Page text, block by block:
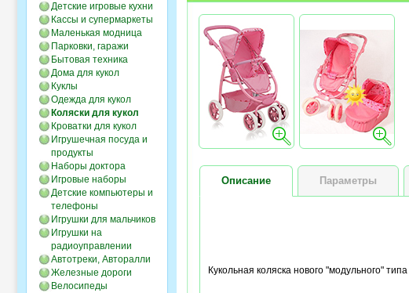
Детские игровые кухни
Кассы и супермаркеты
Маленькая модница
Парковки, гаражи
Бытовая техника
Дома для кукол
Куклы
Одежда для кукол
Коляски для кукол
Кроватки для кукол
Игрушечная посуда и
продукты
Наборы доктора
Игровые наборы
Детские компьютеры и
телефоны
Игрушки для мальчиков
Игрушки на
радиоуправлении
Автотреки, Авторалли
Железные дороги
Велосипеды
Описание Параметры
Кукольная коляска нового "модульного" типа